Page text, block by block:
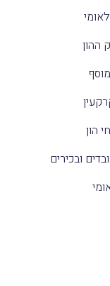
ההון
הון
ובכירים